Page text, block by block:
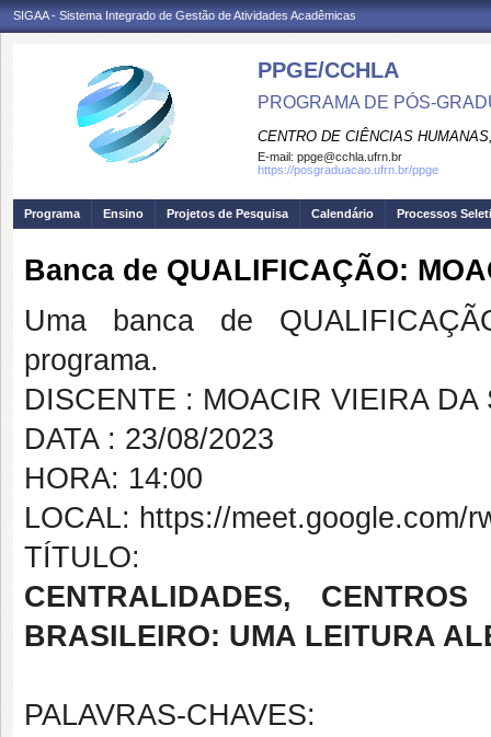
SIGAA - Sistema Integrado de Gestão de Atividades Acadêmicas
PPGE/CCHLA
PROGRAMA DE PÓS-
CENTRO DE CIÊNCIAS
E-mail: ppge@cchla.ufrn.br
https://posgraduacao.ufrn.br/ppge
Programa Ensino Projetos de Pesquisa Calendário Processos
Banca de QUALIFICAÇÃO:
Uma banca de
programa.
DISCENTE : MOACIR VIEIRA DA
DATA : 23/08/2023
HORA: 14:00
LOCAL: https://meet.google.com/
TÍTULO:
CENTRALIDADES,
BRASILEIRO: UMA LEITURA
PALAVRAS-CHAVES: